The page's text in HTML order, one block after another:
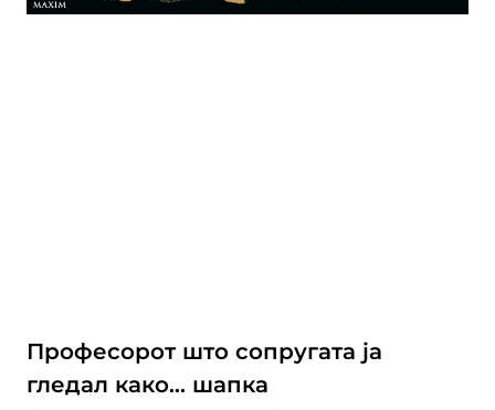
Професорот што сопругата ја
гледал како... шапка